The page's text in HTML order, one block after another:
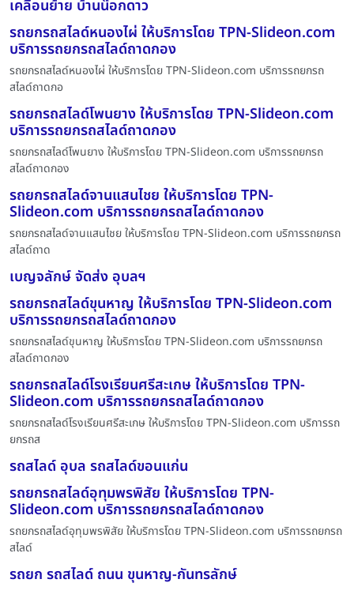
เคลื่อนย้าย บ้านน๊อกดาว
รถยกรถสไลด์หนองไผ่ ให้บริการโดย TPN-Slideon.com
บริการรถยกรถสไลด์ถาดกอง
รถยกรถสไลด์หนองไผ่ ให้บริการโดย TPN-Slideon.com บริการรถยกรถ
สไลด์ถาดกอ
รถยกรถสไลด์โพนยาง ให้บริการโดย TPN-Slideon.com
บริการรถยกรถสไลด์ถาดกอง
รถยกรถสไลด์โพนยาง ให้บริการโดย TPN-Slideon.com บริการรถยกรถ
สไลด์ถาดกอง
รถยกรถสไลด์จานแสนไชย ให้บริการโดย TPN-
Slideon.com บริการรถยกรถสไลด์ถาดกอง
รถยกรถสไลด์จานแสนไชย ให้บริการโดย TPN-Slideon.com บริการรถยกรถ
สไลด์ถาด
เบญจลักษ์ จัดส่ง อุบลฯ
รถยกรถสไลด์ขุนหาญ ให้บริการโดย TPN-Slideon.com
บริการรถยกรถสไลด์ถาดกอง
รถยกรถสไลด์ขุนหาญ ให้บริการโดย TPN-Slideon.com บริการรถยกรถ
สไลด์ถาดกอง
รถยกรถสไลด์โรงเรียนศรีสะเกษ ให้บริการโดย TPN-
Slideon.com บริการรถยกรถสไลด์ถาดกอง
รถยกรถสไลด์โรงเรียนศรีสะเกษ ให้บริการโดย TPN-Slideon.com บริการรถ
ยกรถส
รถสไลด์ อุบล รถสไลด์ขอนแก่น
รถยกรถสไลด์อุทุมพรพิสัย ให้บริการโดย TPN-
Slideon.com บริการรถยกรถสไลด์ถาดกอง
รถยกรถสไลด์อุทุมพรพิสัย ให้บริการโดย TPN-Slideon.com บริการรถยกรถ
สไลด์
รถยก รถสไลด์ ถนน ขุนหาญ-กันทรลักษ์